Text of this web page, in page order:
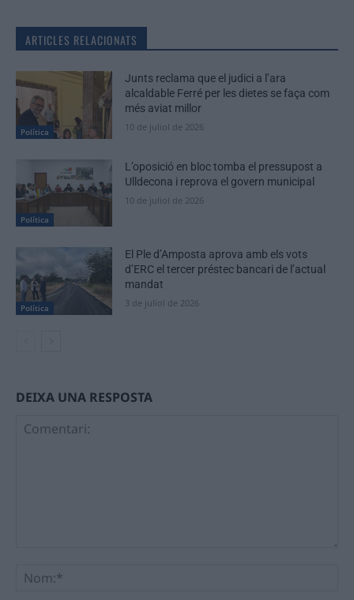
ARTICLES RELACIONATS
Política
Junts reclama que el judici a l’ara
alcaldable Ferré per les dietes se faça com
més aviat millor
10 de juliol de 2026
Política
L’oposició en bloc tomba el pressupost a
Ulldecona i reprova el govern municipal
10 de juliol de 2026
Política
El Ple d’Amposta aprova amb els vots
d’ERC el tercer préstec bancari de l’actual
mandat
3 de juliol de 2026
DEIXA UNA RESPOSTA